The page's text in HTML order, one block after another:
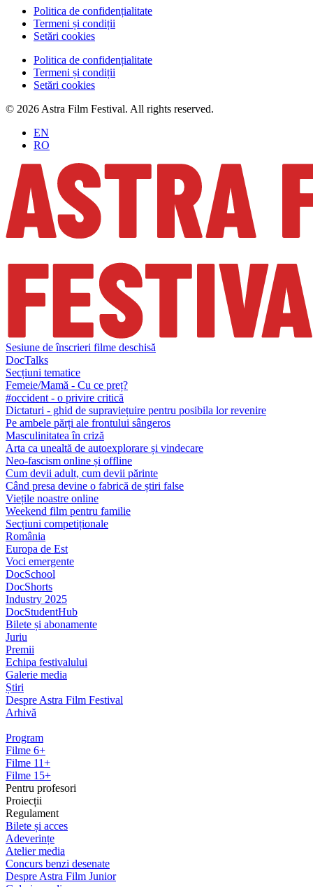
Politica de confidențialitate
Termeni și condiții
Setări cookies
Politica de confidențialitate
Termeni și condiții
Setări cookies
© 2026 Astra Film Festival. All rights reserved.
EN
RO
Sesiune de înscrieri filme deschisă
DocTalks
Secțiuni tematice
Femeie/Mamă - Cu ce preț?
#occident - o privire critică
Dictaturi - ghid de supraviețuire pentru posibila lor revenire
Pe ambele părți ale frontului sângeros
Masculinitatea în criză
Arta ca unealtă de autoexplorare și vindecare
Neo-fascism online și offline
Cum devii adult, cum devii părinte
Când presa devine o fabrică de știri false
Viețile noastre online
Weekend film pentru familie
Secțiuni competiționale
România
Europa de Est
Voci emergente
DocSchool
DocShorts
Industry 2025
DocStudentHub
Bilete și abonamente
Juriu
Premii
Echipa festivalului
Galerie media
Știri
Despre Astra Film Festival
Arhivă
Program
Filme 6+
Filme 11+
Filme 15+
Pentru profesori
Proiecții
Regulament
Bilete și acces
Adeverințe
Atelier media
Concurs benzi desenate
Despre Astra Film Junior